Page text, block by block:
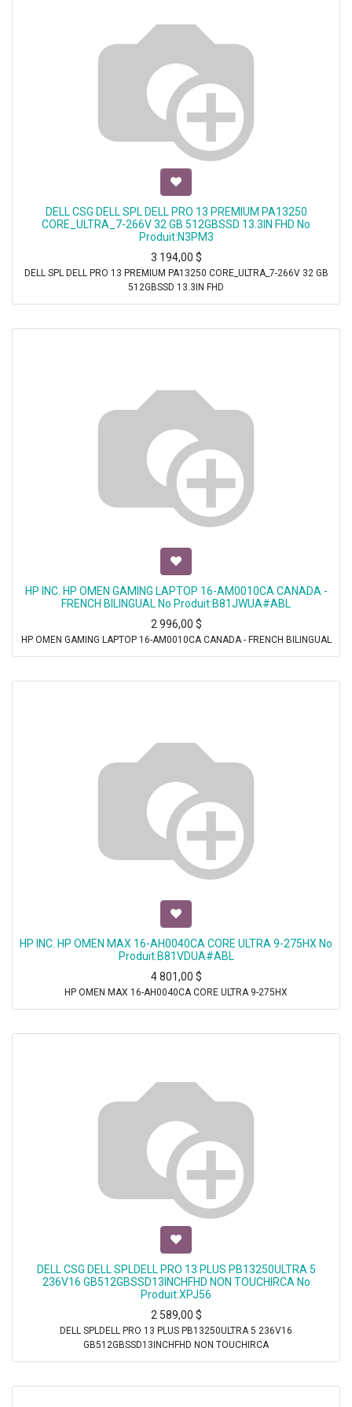
DELL CSG DELL SPL DELL PRO 13 PREMIUM PA13250
CORE_ULTRA_7-266V 32 GB 512GBSSD 13.3IN FHD No
Produit:N3PM3
3 194,00 $
DELL SPL DELL PRO 13 PREMIUM PA13250 CORE_ULTRA_7-266V 32 GB
512GBSSD 13.3IN FHD
HP INC. HP OMEN GAMING LAPTOP 16-AM0010CA CANADA -
FRENCH BILINGUAL No Produit:B81JWUA#ABL
2 996,00 $
HP OMEN GAMING LAPTOP 16-AM0010CA CANADA - FRENCH BILINGUAL
HP INC. HP OMEN MAX 16-AH0040CA CORE ULTRA 9-275HX No
Produit:B81VDUA#ABL
4 801,00 $
HP OMEN MAX 16-AH0040CA CORE ULTRA 9-275HX
DELL CSG DELL SPLDELL PRO 13 PLUS PB13250ULTRA 5
236V16 GB512GBSSD13INCHFHD NON TOUCHIRCA No
Produit:XPJ56
2 589,00 $
DELL SPLDELL PRO 13 PLUS PB13250ULTRA 5 236V16
GB512GBSSD13INCHFHD NON TOUCHIRCA